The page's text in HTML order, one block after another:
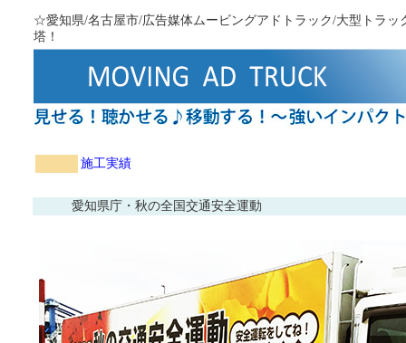
☆愛知県/名古屋市/広告媒体ムービングアドトラック/大型トラ
塔！
施工実績
愛知県庁・秋の全国交通安全運動